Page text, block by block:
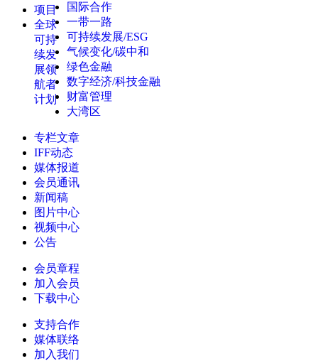
项目
全球
可持
续发
展领
航者
计划
国际合作
一带一路
可持续发展/ESG
气候变化/碳中和
绿色金融
数字经济/科技金融
财富管理
大湾区
专栏文章
IFF动态
媒体报道
会员通讯
新闻稿
图片中心
视频中心
公告
会员章程
加入会员
下载中心
支持合作
媒体联络
加入我们